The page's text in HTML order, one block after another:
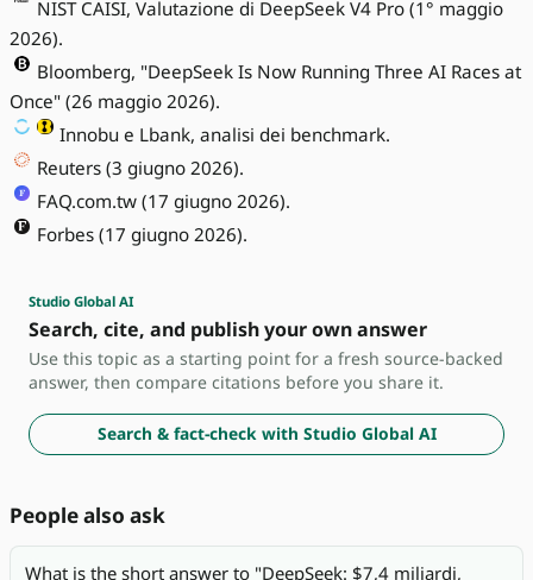
NIST CAISI, Valutazione di DeepSeek V4 Pro (1° maggio
2026).
Bloomberg, "DeepSeek Is Now Running Three AI Races at
Once" (26 maggio 2026).
Innobu e Lbank, analisi dei benchmark.
Reuters (3 giugno 2026).
FAQ.com.tw (17 giugno 2026).
Forbes (17 giugno 2026).
Studio Global AI
Search, cite, and publish your own answer
Use this topic as a starting point for a fresh source-backed
answer, then compare citations before you share it.
Search & fact-check with Studio Global AI
People also ask
What is the short answer to "DeepSeek: $7,4 miliardi,